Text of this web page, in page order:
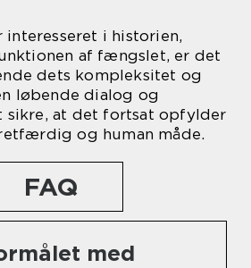
interesseret i historien,
af fængslet, er det
dets kompleksitet og
løbende dialog og
sikre, at det fortsat opfylder
og human måde.
FAQ
med